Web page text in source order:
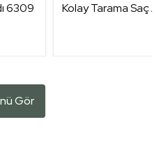
6309
Kolay Tarama Saç
Gör